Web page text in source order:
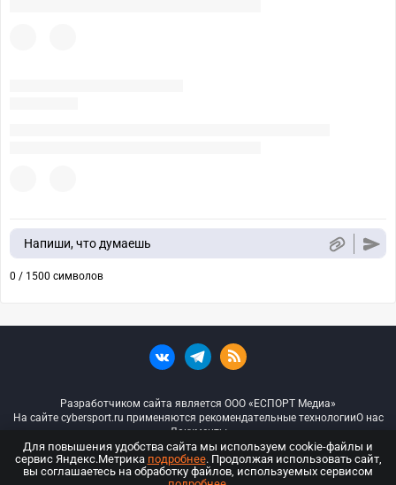
Напиши, что думаешь
0 / 1500 символов
Разработчиком сайта является ООО «ЕСПОРТ Медиа»
На сайте cybersport.ru применяются рекомендательные технологииО нас
Документы
© ООО «Киберспорт.ру» — Все права защищены
Для повышения удобства сайта мы используем cookie-файлы и
сервис Яндекс.Метрика подробнее. Продолжая использовать сайт,
вы соглашаетесь на обработку файлов, используемых сервисом